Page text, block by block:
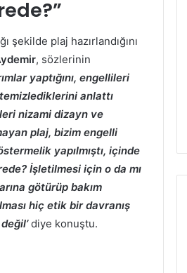
şekilde plaj hazırlandığını
, sözlerinin
yaptığını, engellileri
temizlediklerini anlattı
nizami dizayn ve
plaj, bizim engelli
yapılmıştı, içinde
İşletilmesi için o da mı
götürüp bakım
hiç etik bir davranış
diye konuştu.